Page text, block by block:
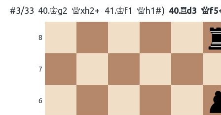
#3/33 40.Kg2 Qxh2+ 41.Kf1 Qh1# 40.Rd3 Q
8
7
6